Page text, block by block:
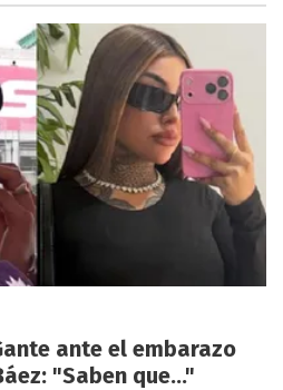
ante el embarazo
"Saben que..."